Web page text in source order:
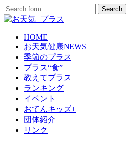
HOME
お天気健康NEWS
季節のプラス
プラス“食”
教えてプラス
ランキング
イベント
おてんキッズ+
団体紹介
リンク